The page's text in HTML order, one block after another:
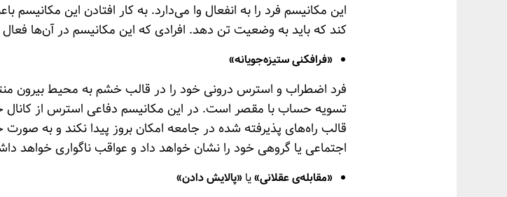
این مکانیسم فرد را به انفعال وا می‌دارد. به کار افتادن این
کند که باید به وضعیت تن دهد. افرادی که این مکانیسم در آن‌ها
«فرافکنی ستیزه‌جویانه»
فرد اضطراب و استرس درونی خود را در قالب خشم به محیط بیرون
تسویه حساب با مقصر است. در این مکانیسم دفاعی استرس از کانال
قالب راه‌های پذیرفته شده در جامعه امکان بروز پیدا نکند و به
اجتماعی یا گروهی خود را نشان خواهد داد و عواقب ناگواری خواهد
«مقابله‌ی عقلانی»یا «پالایش دادن»